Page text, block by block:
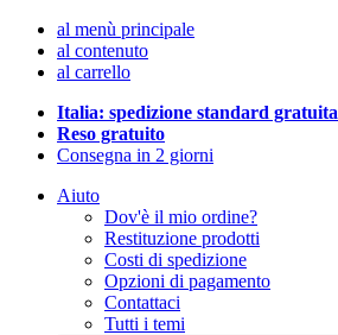
al menù principale
al contenuto
al carrello
Italia: spedizione standard gratuita
Reso gratuito
Consegna in 2 giorni
Aiuto
Dov'è il mio ordine?
Restituzione prodotti
Costi di spedizione
Opzioni di pagamento
Contattaci
Tutti i temi